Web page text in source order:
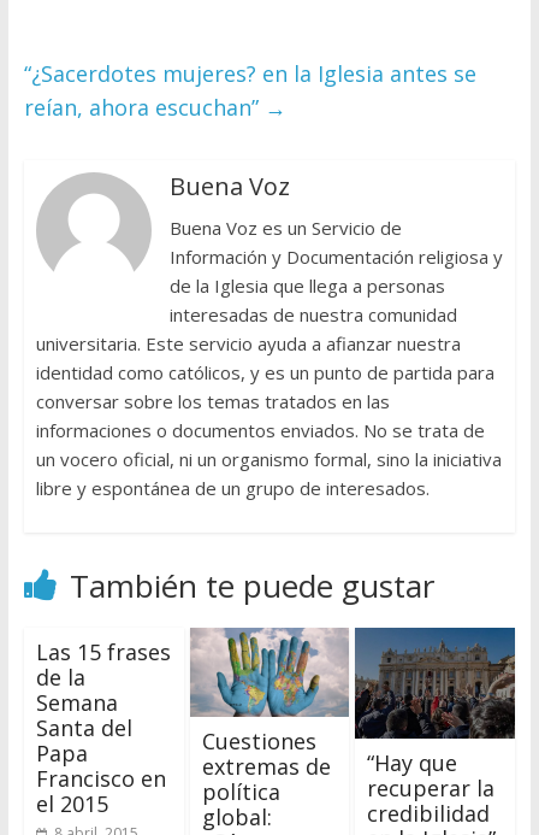
“¿Sacerdotes mujeres? en la Iglesia antes se
reían, ahora escuchan” →
Buena Voz
Buena Voz es un Servicio de
Información y Documentación religiosa y
de la Iglesia que llega a personas
interesadas de nuestra comunidad
universitaria. Este servicio ayuda a afianzar nuestra
identidad como católicos, y es un punto de partida para
conversar sobre los temas tratados en las
informaciones o documentos enviados. No se trata de
un vocero oficial, ni un organismo formal, sino la iniciativa
libre y espontánea de un grupo de interesados.
También te puede gustar
Las 15 frases
de la
Semana
Santa del
Papa
Francisco en
el 2015
Cuestiones
extremas de
política
global:
“Hay que
recuperar la
credibilidad